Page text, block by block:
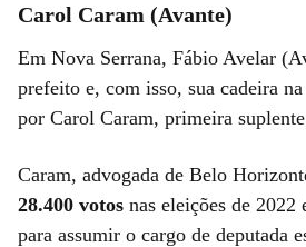
Carol Caram (Avante)
Em Nova Serrana, Fábio Avelar
prefeito e, com isso, sua cadeira na
por Carol Caram, primeira
Caram, advogada de Belo
28.400 votos nas eleições de 2022
para assumir o cargo de deputada